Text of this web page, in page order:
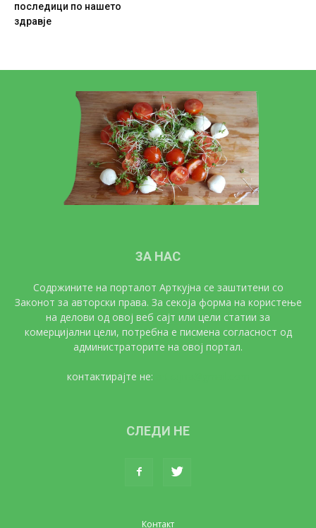
последици по нашето
здравје
ЗА НАС
Содржините на порталот Арткујна се заштитени со
Законот за авторски права. За секоја форма на користење
на делови од овој веб сајт или цели статии за
комерцијални цели, потребна е писмена согласност од
администраторите на овој портал.
контактирајте не:
СЛЕДИ НЕ
Контакт